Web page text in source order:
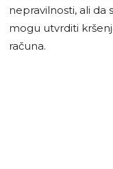
nepravilnosti, ali da
mogu utvrditi
računa.